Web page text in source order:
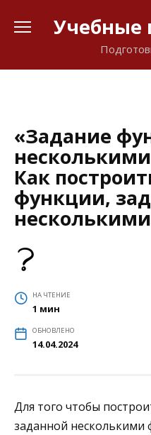
Учебные
«Задание
Как
функции,
НА ЧТЕНИЕ
1 мин
ОБНОВЛЕНО
14.04.2024
Для того чтобы
заданной